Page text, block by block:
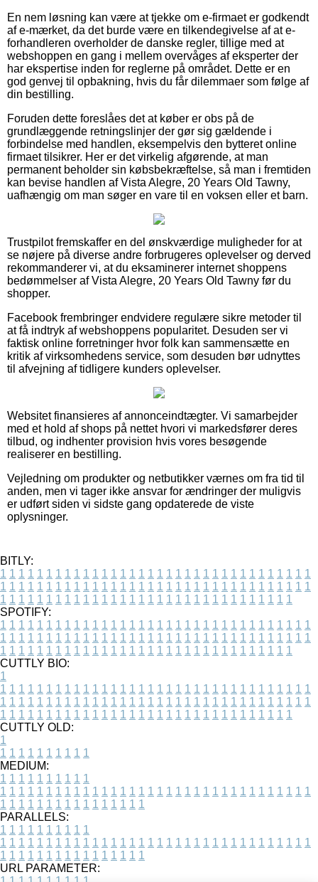
En nem løsning kan være at tjekke om e-firmaet er godkendt
af e-mærket, da det burde være en tilkendegivelse af at e-
forhandleren overholder de danske regler, tillige med at
webshoppen en gang i mellem overvåges af eksperter der
har ekspertise inden for reglerne på området. Dette er en
god genvej til opbakning, hvis du får dilemmaer som følge af
din bestilling.
Foruden dette foreslåes det at køber er obs på de
grundlæggende retningslinjer der gør sig gældende i
forbindelse med handlen, eksempelvis den bytteret online
firmaet tilsikrer. Her er det virkelig afgørende, at man
permanent beholder sin købsbekræftelse, så man i fremtiden
kan bevise handlen af Vista Alegre, 20 Years Old Tawny,
uafhængig om man søger en vare til en voksen eller et barn.
Trustpilot fremskaffer en del ønskværdige muligheder for at
se nøjere på diverse andre forbrugeres oplevelser og derved
rekommanderer vi, at du eksaminerer internet shoppens
bedømmelser af Vista Alegre, 20 Years Old Tawny før du
shopper.
Facebook frembringer endvidere regulære sikre metoder til
at få indtryk af webshoppens popularitet. Desuden ser vi
faktisk online forretninger hvor folk kan sammensætte en
kritik af virksomhedens service, som desuden bør udnyttes
til afvejning af tidligere kunders oplevelser.
Websitet finansieres af annonceindtægter. Vi samarbejder
med et hold af shops på nettet hvori vi markedsfører deres
tilbud, og indhenter provision hvis vores besøgende
realiserer en bestilling.
Vejledning om produkter og netbutikker værnes om fra tid til
anden, men vi tager ikke ansvar for ændringer der muligvis
er udført siden vi sidste gang opdaterede de viste
oplysninger.
BITLY:
1 1 1 1 1 1 1 1 1 1 1 1 1 1 1 1 1 1 1 1 1 1 1 1 1 1 1 1 1 1 1 1 1 1
1 1 1 1 1 1 1 1 1 1 1 1 1 1 1 1 1 1 1 1 1 1 1 1 1 1 1 1 1 1 1 1 1 1
1 1 1 1 1 1 1 1 1 1 1 1 1 1 1 1 1 1 1 1 1 1 1 1 1 1 1 1 1 1 1 1
SPOTIFY:
1 1 1 1 1 1 1 1 1 1 1 1 1 1 1 1 1 1 1 1 1 1 1 1 1 1 1 1 1 1 1 1 1 1
1 1 1 1 1 1 1 1 1 1 1 1 1 1 1 1 1 1 1 1 1 1 1 1 1 1 1 1 1 1 1 1 1 1
1 1 1 1 1 1 1 1 1 1 1 1 1 1 1 1 1 1 1 1 1 1 1 1 1 1 1 1 1 1 1 1
CUTTLY BIO:
1
1 1 1 1 1 1 1 1 1 1 1 1 1 1 1 1 1 1 1 1 1 1 1 1 1 1 1 1 1 1 1 1 1 1
1 1 1 1 1 1 1 1 1 1 1 1 1 1 1 1 1 1 1 1 1 1 1 1 1 1 1 1 1 1 1 1 1 1
1 1 1 1 1 1 1 1 1 1 1 1 1 1 1 1 1 1 1 1 1 1 1 1 1 1 1 1 1 1 1 1
CUTTLY OLD:
1
1 1 1 1 1 1 1 1 1 1
MEDIUM:
1 1 1 1 1 1 1 1 1 1
1 1 1 1 1 1 1 1 1 1 1 1 1 1 1 1 1 1 1 1 1 1 1 1 1 1 1 1 1 1 1 1 1 1
1 1 1 1 1 1 1 1 1 1 1 1 1 1 1 1
PARALLELS:
1 1 1 1 1 1 1 1 1 1
1 1 1 1 1 1 1 1 1 1 1 1 1 1 1 1 1 1 1 1 1 1 1 1 1 1 1 1 1 1 1 1 1 1
1 1 1 1 1 1 1 1 1 1 1 1 1 1 1 1
URL PARAMETER: